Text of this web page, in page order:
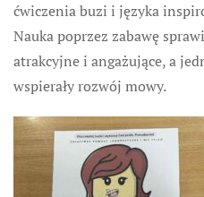
ćwiczenia buzi i języka
Nauka poprzez zabawę
atrakcyjne i angażujące, a
wspierały rozwój mowy.